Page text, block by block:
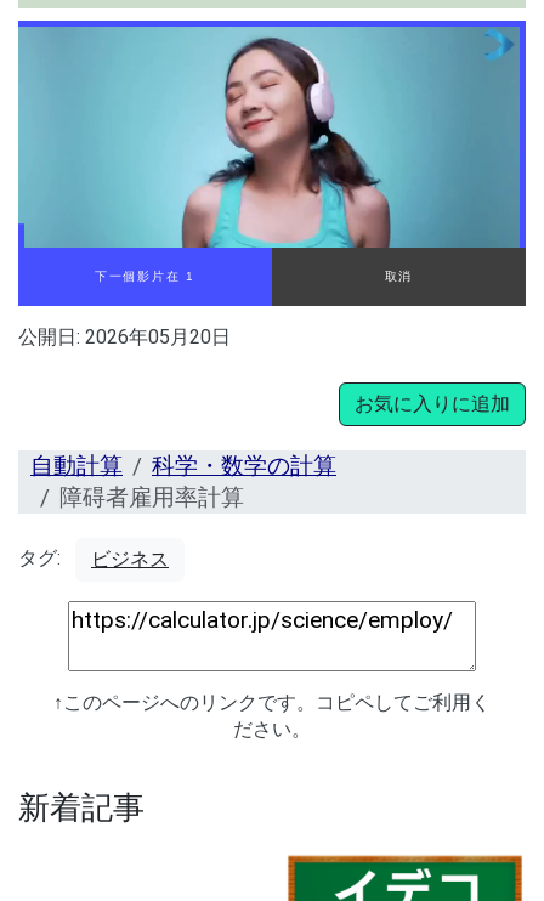
下一個影片在 1 取消
公開日: 2026年05月20日
お気に入りに追加
自動計算
科学・数学の計算
障碍者雇用率計算
タグ: ビジネス
↑このページへのリンクです。コピペしてご利用く
ださい。
新着記事